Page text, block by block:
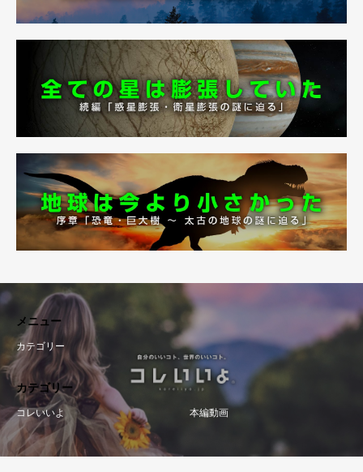
メニュー
カテゴリー
カテゴリー
コレいいよ 本編動画